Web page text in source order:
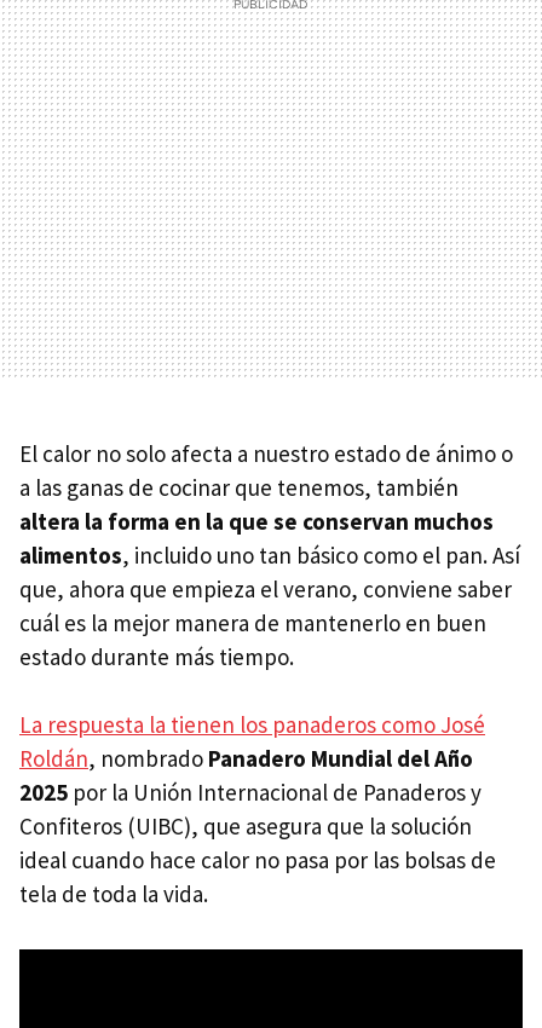
El calor no solo afecta a nuestro estado de ánimo o
a las ganas de cocinar que tenemos, también
altera la forma en la que se conservan muchos
alimentos, incluido uno tan básico como el pan. Así
que, ahora que empieza el verano, conviene saber
cuál es la mejor manera de mantenerlo en buen
estado durante más tiempo.
La respuesta la tienen los panaderos como José
Roldán, nombrado Panadero Mundial del Año
2025 por la Unión Internacional de Panaderos y
Confiteros (UIBC), que asegura que la solución
ideal cuando hace calor no pasa por las bolsas de
tela de toda la vida.